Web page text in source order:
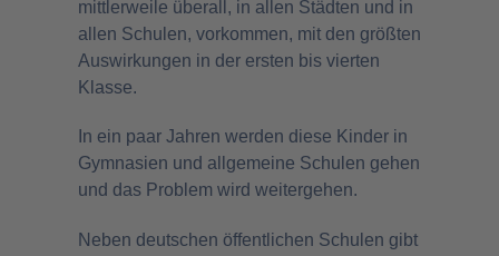
mittlerweile überall, in allen Städten und in
allen Schulen, vorkommen, mit den größten
Auswirkungen in der ersten bis vierten
Klasse.
In ein paar Jahren werden diese Kinder in
Gymnasien und allgemeine Schulen gehen
und das Problem wird weitergehen.
Neben deutschen öffentlichen Schulen gibt